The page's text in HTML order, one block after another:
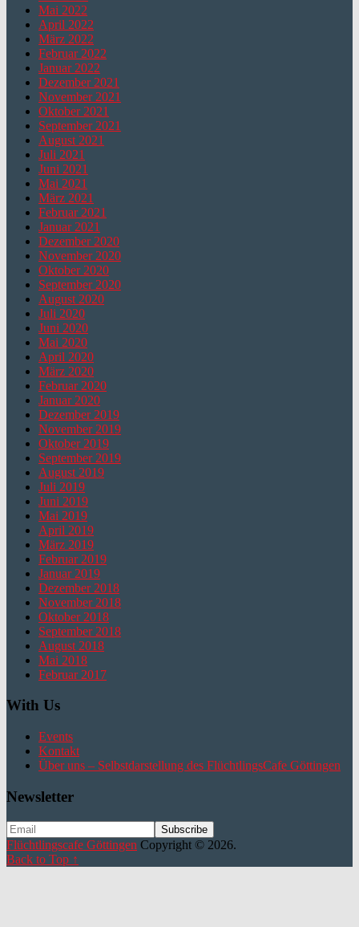
Mai 2022
April 2022
März 2022
Februar 2022
Januar 2022
Dezember 2021
November 2021
Oktober 2021
September 2021
August 2021
Juli 2021
Juni 2021
Mai 2021
März 2021
Februar 2021
Januar 2021
Dezember 2020
November 2020
Oktober 2020
September 2020
August 2020
Juli 2020
Juni 2020
Mai 2020
April 2020
März 2020
Februar 2020
Januar 2020
Dezember 2019
November 2019
Oktober 2019
September 2019
August 2019
Juli 2019
Juni 2019
Mai 2019
April 2019
März 2019
Februar 2019
Januar 2019
Dezember 2018
November 2018
Oktober 2018
September 2018
August 2018
Mai 2018
Februar 2017
With Us
Events
Kontakt
Über uns – Selbstdarstellung des FlüchtlingsCafe Göttingen
Newsletter
Flüchtlingscafe Göttingen Copyright © 2026.
Back to Top ↑